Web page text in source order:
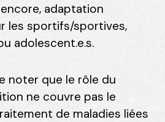
adaptation
les sportifs/sportives,
adolescent.e.s.
noter que le rôle du
ne couvre pas le
de maladies liées